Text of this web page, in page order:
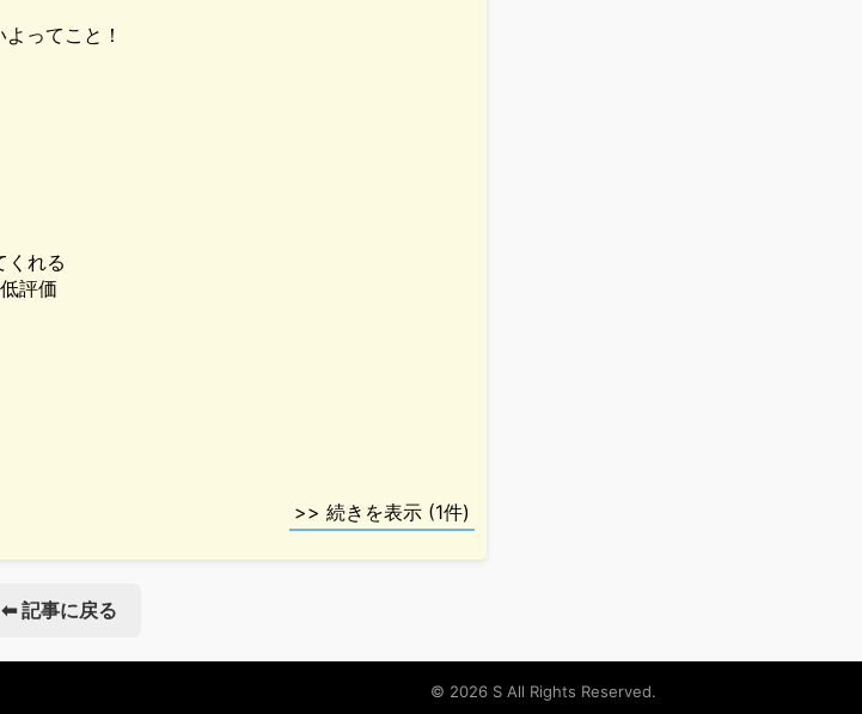
⬅ 記事に戻る
© 2026 S All Rights Reserved.